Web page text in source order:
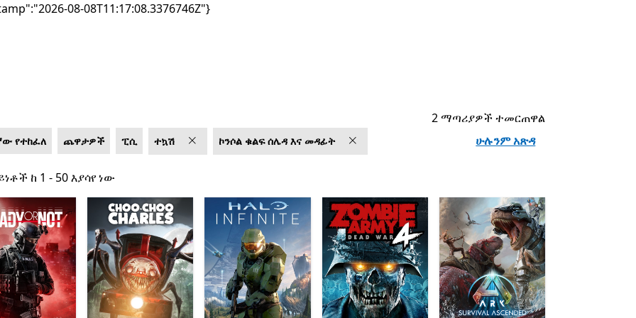
08-08T11:17:08.3376746Z"}
የተከፈለ ጨዋታዎች ፒሲ ተኳሽ ኮንሶል ቁልፍ ሰሌዳ እና መዳፊት
2 ማጣሪያዎች ተመርጠዋል
ሁሉንም አጽዳ
ከ 1 - 50 እያሳየ ነው
ከ 1 - 50 እያሳየ ነው